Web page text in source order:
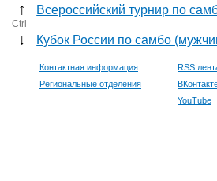
↑ Всероссийский турнир по
Ctrl
↓ Кубок России по самбо
Контактная информация
Региональные отделения
RSS
YouTube